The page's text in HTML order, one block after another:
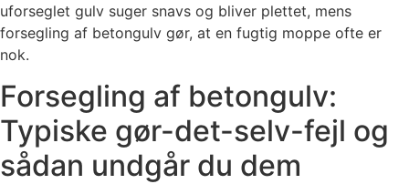
uforseglet gulv suger snavs og bliver plettet, mens
forsegling af betongulv gør, at en fugtig moppe ofte er
nok.
Forsegling af betongulv:
Typiske gør-det-selv-fejl og
sådan undgår du dem